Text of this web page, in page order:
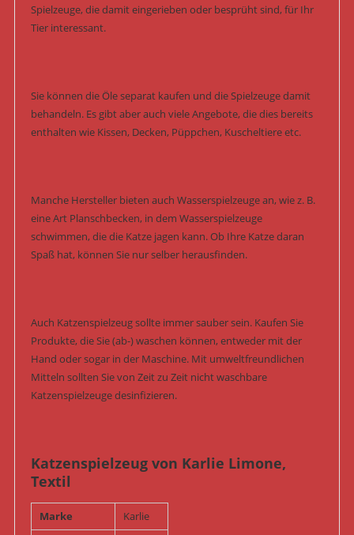
Spielzeuge, die damit eingerieben oder besprüht sind, für Ihr
Tier interessant.
Sie können die Öle separat kaufen und die Spielzeuge damit
behandeln. Es gibt aber auch viele Angebote, die dies bereits
enthalten wie Kissen, Decken, Püppchen, Kuscheltiere etc.
Manche Hersteller bieten auch Wasserspielzeuge an, wie z. B.
eine Art Planschbecken, in dem Wasserspielzeuge
schwimmen, die die Katze jagen kann. Ob Ihre Katze daran
Spaß hat, können Sie nur selber herausfinden.
Auch Katzenspielzeug sollte immer sauber sein. Kaufen Sie
Produkte, die Sie (ab-) waschen können, entweder mit der
Hand oder sogar in der Maschine. Mit umweltfreundlichen
Mitteln sollten Sie von Zeit zu Zeit nicht waschbare
Katzenspielzeuge desinfizieren.
Katzenspielzeug von Karlie Limone,
Textil
Marke
Karlie